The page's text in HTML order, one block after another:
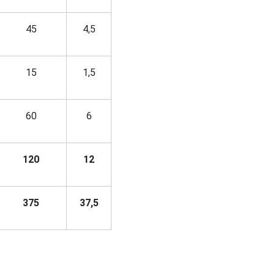
45 4,5
15 1,5
60 6
120 12
375 37,5